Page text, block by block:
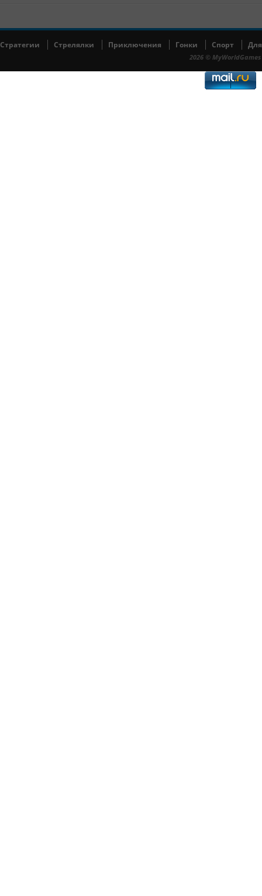
Cтратегии Cтрелялки Приключения Гонки Спорт
2026 ©